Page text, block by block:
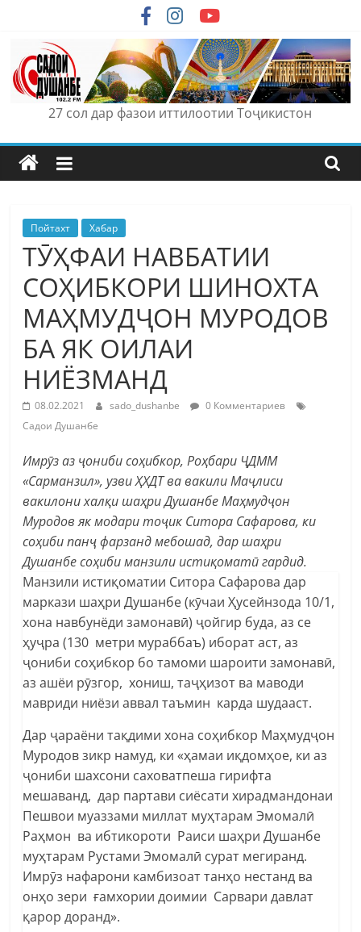
content
27 сол дар фазои иттилоотии Тоҷикистон
Пойтахт Хабар
ТӮҲФАИ НАВБАТИИ
СОҲИБКОРИ ШИНОХТА
МАҲМУДҶОН МУРОДОВ
БА ЯК ОИЛАИ
НИЁЗМАНД
08.02.2021 sado_dushanbe
0 Комментариев
Садои Душанбе
Имрӯз аз ҷониби соҳибкор, Роҳбари ҶДММ
«Сарманзил», узви ҲХДТ ва вакили Маҷлиси
вакилони халқи шаҳри Душанбе Маҳмудҷон
Муродов як модари тоҷик Ситора Сафарова, ки
соҳиби панҷ фарзанд мебошад, дар шаҳри
Душанбе соҳиби манзили истиқоматӣ гардид.
Манзили истиқоматии Ситора Сафарова дар
маркази шаҳри Душанбе (кӯчаи Ҳусейнзода 10/1,
хона навбунёди замонавӣ) ҷойгир буда, аз се
ҳуҷра (130 метри мураббаъ) иборат аст, аз
ҷониби соҳибкор бо тамоми шароити замонавӣ,
аз ашёи рӯзгор, хониш, таҷҳизот ва маводи
мавриди ниёзи аввал таъмин карда шудааст.
Дар ҷараёни тақдими хона соҳибкор Маҳмудҷон
Муродов зикр намуд, ки «ҳамаи иқдомҳое, ки аз
ҷониби шахсони саховатпеша гирифта
мешаванд, дар партави сиёсати хирадмандонаи
Пешвои муаззами миллат муҳтарам Эмомалӣ
Раҳмон ва ибтикороти Раиси шаҳри Душанбе
муҳтарам Рустами Эмомалӣ сурат мегиранд.
Имрӯз нафарони камбизоат танҳо нестанд ва
онҳо зери ғамхории доимии Сарвари давлат
қарор доранд».